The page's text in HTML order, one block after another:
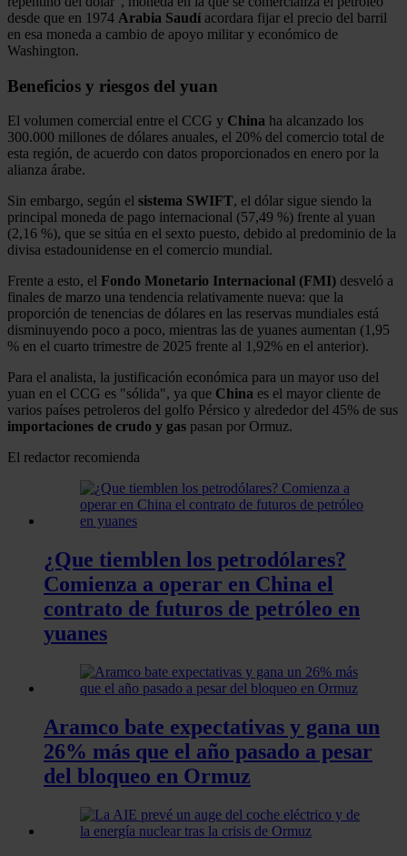
desde que en 1974 Arabia Saudí acordara fijar el precio del barril
en esa moneda a cambio de apoyo militar y económico de
Washington.
Beneficios y riesgos del yuan
El volumen comercial entre el CCG y China ha alcanzado los
300.000 millones de dólares anuales, el 20% del comercio total de
esta región, de acuerdo con datos proporcionados en enero por la
alianza árabe.
Sin embargo, según el sistema SWIFT, el dólar sigue siendo la
principal moneda de pago internacional (57,49 %) frente al yuan
(2,16 %), que se sitúa en el sexto puesto, debido al predominio de la
divisa estadounidense en el comercio mundial.
Frente a esto, el Fondo Monetario Internacional (FMI) desveló a
finales de marzo una tendencia relativamente nueva: que la
proporción de tenencias de dólares en las reservas mundiales está
disminuyendo poco a poco, mientras las de yuanes aumentan (1,95
% en el cuarto trimestre de 2025 frente al 1,92% en el anterior).
Para el analista, la justificación económica para un mayor uso del
yuan en el CCG es "sólida", ya que China es el mayor cliente de
varios países petroleros del golfo Pérsico y alrededor del 45% de sus
importaciones de crudo y gas pasan por Ormuz.
El redactor recomienda
¿Que tiemblen los petrodólares?
Comienza a operar en China el
contrato de futuros de petróleo en
yuanes
Aramco bate expectativas y gana un
26% más que el año pasado a pesar
del bloqueo en Ormuz